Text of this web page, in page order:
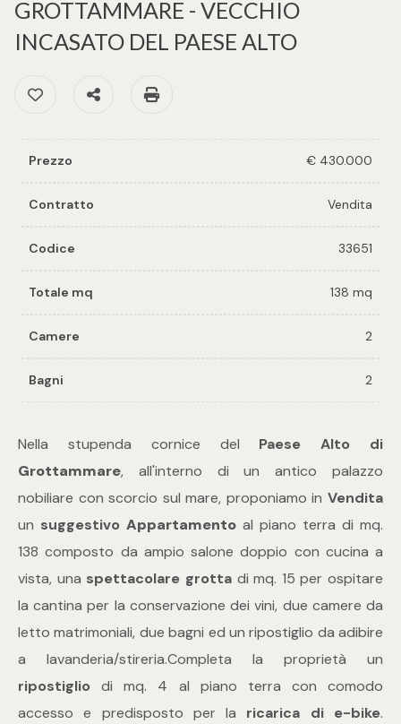
GROTTAMMARE - VECCHIO
INCASATO DEL PAESE ALTO
Preferiti: Cod. 33651
Condividi
Prezzo € 430.000
Contratto Vendita
Codice 33651
Totale mq 138 mq
Camere 2
Bagni 2
Nella stupenda cornice del Paese Alto di
Grottammare, all'interno di un antico palazzo
nobiliare con scorcio sul mare, proponiamo in Vendita
un suggestivo Appartamento al piano terra di mq.
138 composto da ampio salone doppio con cucina a
vista, una spettacolare grotta di mq. 15 per ospitare
la cantina per la conservazione dei vini, due camere da
letto matrimoniali, due bagni ed un ripostiglio da adibire
a lavanderia/stireria.Completa la proprietà un
ripostiglio di mq. 4 al piano terra con comodo
accesso e predisposto per la ricarica di e-bike.
per voi
un
Valuta e
tuo
Provincia
Comune
Tipologia
multiscelta
Qualsiasi
Commerciali
Industriali
Terreni